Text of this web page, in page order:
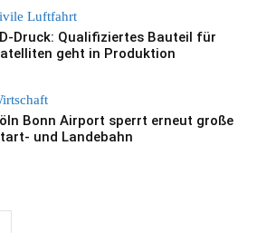
Luftfahrt
Druck: Qualifiziertes Bauteil für
geht in Produktion
Bonn Airport sperrt erneut große
und Landebahn